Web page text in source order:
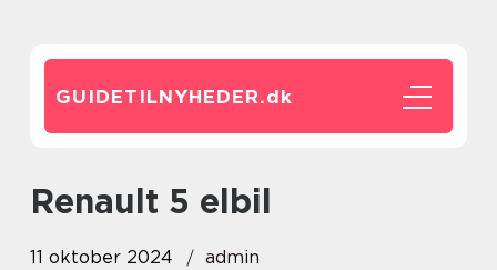
GUIDETILNYHEDER.dk
Renault 5 elbil
11 oktober 2024 admin